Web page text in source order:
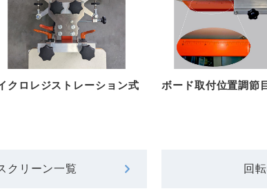
クロレジストレーション式 ボード取付位置調節
クリーン一覧 回